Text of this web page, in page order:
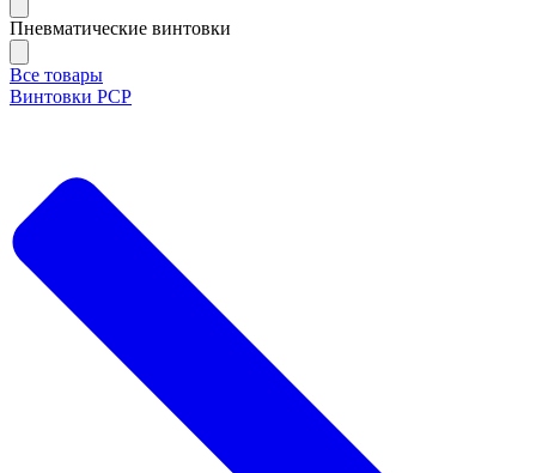
Пневматические винтовки
Все товары
Винтовки PCP